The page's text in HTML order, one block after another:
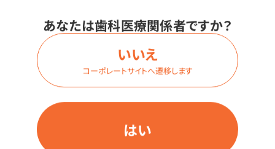
あなたは歯科医療関係者ですか？
はい
いいえ
コーポレートサイトへ遷移します
価格はログイン後表示